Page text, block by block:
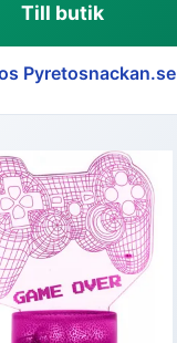
Till butik
Pyretosnackan.se